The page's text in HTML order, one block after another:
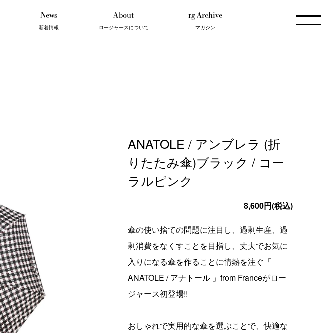
News
新着情報
About
ロージャースについて
rg Archive
マガジン
ANATOLE / アンブレラ (折
りたたみ傘)ブラック / コー
ラルピンク
8,600円(税込)
傘の使い捨ての問題に注目し、過剰生産、過
剰消費をなくすことを目指し、丈夫でお気に
入りになる傘を作ることに情熱を注ぐ「
ANATOLE / アナトール 」from Franceがロー
ジャース初登場!!
おしゃれで実用的な傘を選ぶことで、快適な